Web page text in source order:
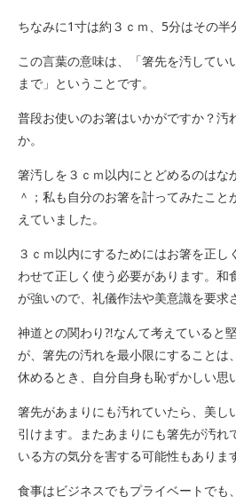
ちなみに1寸は約３ｃｍ、5分はその半
この言葉の意味は、「箸先を汚してい
まで」ということです。
普段お使いのお箸はいかがですか？汚
か。
箸汚しを３ｃｍ以内にとどめるのはな
＾；私も自分のお箸を計ってみたこと
えていました。
３ｃｍ以内にするためにはお箸を正し
わせて正しく使う必要があります。和
が強いので、礼儀作法や美意識を要求
神道との関わり⁈なんて考えていると
が、箸先の汚れを最小限にすることは
休めるとき、自分自身も恥ずかしい思
箸先があまりにも汚れていたら、美し
引けます。またあまりにも箸先が汚れ
いる方の気分を害する可能性もありま
食事はビジネスでもプライベートでも